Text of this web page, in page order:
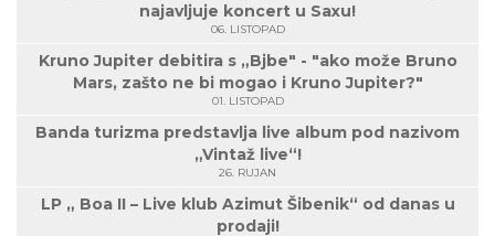
najavljuje koncert u Saxu!
06. LISTOPAD
Kruno Jupiter debitira s „Bjbe" - "ako može Bruno
Mars, zašto ne bi mogao i Kruno Jupiter?"
01. LISTOPAD
Banda turizma predstavlja live album pod nazivom
„Vintaž live“!
26. RUJAN
LP „ Boa II – Live klub Azimut Šibenik“ od danas u
prodaji!